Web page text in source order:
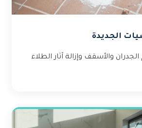
الجديدة
والأسقف وإزالة آثار الطلاء